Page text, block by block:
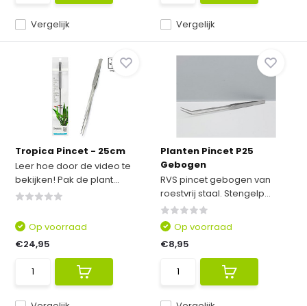
Vergelijk Vergelijk
Tropica Pincet - 25cm
Leer hoe door de video te
bekijken! Pak de plant...
Op voorraad
€24,95
Planten Pincet P25
Gebogen
RVS pincet gebogen van
roestvrij staal. Stengelp...
Op voorraad
€8,95